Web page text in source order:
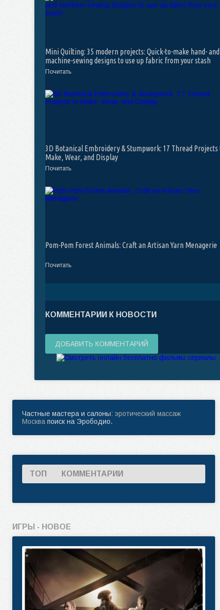
Mini Quilting: 35 modern projects: Quick-to-make hand- and
machine-sewing designs to use up fabric from your stash
Почитать
3D Botanical Embroidery & Stumpwork: 17 Thread Projects
Make, Wear, and Display
Почитать
Pom-Pom Forest Animals: Craft an Artisan Yarn Menagerie
Почитать
КОММЕНТАРИИ К НОВОСТИ
ДОБАВИТЬ КОММЕНТАРИЙ
Частные мастера и салоны: эротический массаж
Москва поиск на Эрободио.
ТОП КОММЕНТАРИИ
ИГРЫ - НОВОЕ